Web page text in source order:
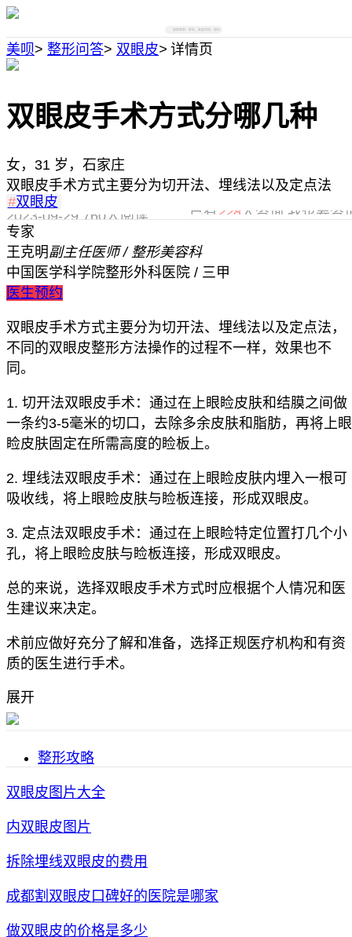
搜索医院、医生、美容项目、部位
美呗> 整形问答> 双眼皮> 详情页
双眼皮手术方式分哪几种
女，31 岁，石家庄
双眼皮手术方式主要分为切开法、埋线法以及定点法
#双眼皮
已有 228 人咨询,我也要咨
2023-09-29760人阅读
专家
王克明副主任医师 / 整形美容科
中国医学科学院整形外科医院 / 三甲
医生预约
双眼皮手术方式主要分为切开法、埋线法以及定点法，
不同的双眼皮整形方法操作的过程不一样，效果也不
同。
1. 切开法双眼皮手术：通过在上眼睑皮肤和结膜之间做
一条约3-5毫米的切口，去除多余皮肤和脂肪，再将上眼
睑皮肤固定在所需高度的睑板上。
2. 埋线法双眼皮手术：通过在上眼睑皮肤内埋入一根可
吸收线，将上眼睑皮肤与睑板连接，形成双眼皮。
3. 定点法双眼皮手术：通过在上眼睑特定位置打几个小
孔，将上眼睑皮肤与睑板连接，形成双眼皮。
总的来说，选择双眼皮手术方式时应根据个人情况和医
生建议来决定。
术前应做好充分了解和准备，选择正规医疗机构和有资
质的医生进行手术。
展开
整形攻略
双眼皮图片大全
内双眼皮图片
拆除埋线双眼皮的费用
成都割双眼皮口碑好的医院是哪家
做双眼皮的价格是多少